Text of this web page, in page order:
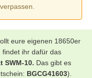
eure eigenen 18650er
findet ihr dafür das
SWM-10. Das gibt es
BGCG41603).